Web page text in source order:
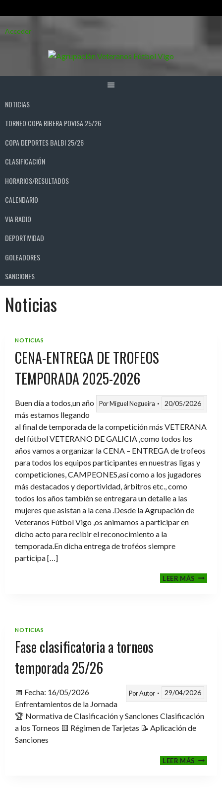
alAcceder
NOTICIAS
TORNEO COPA RIBERA POVISA 25/26
COPA DEPORTES BALBI 25/26
CLASIFICACIÓN
HORARIOS/RESULTADOS
CALENDARIO
VIA RADIO
DEPORTIVIDAD
GOLEADORES
SANCIONES
Noticias
NOTICIAS
CENA-ENTREGA DE TROFEOS
TEMPORADA 2025-2026
PorMiguel Nogueira 20/05/2026
Buen día a todos,un año
más estamos llegando
al final de temporada de la competición más VETERANA
del fútbol VETERANO DE GALICIA ,como todos los
años vamos a organizar la CENA – ENTREGA de trofeos
para todos los equipos participantes en nuestras ligas y
competiciones, CAMPEONES,así como a los jugadores
más destacados y deportividad, árbitros etc., como
todos los años también se entregara un detalle a las
mujeres que asistan a la cena .Desde la Agrupación de
Veteranos Fútbol Vigo ,os animamos a participar en
dicho acto para recibir el reconocimiento a la
temporada.En dicha entrega de troféos siempre
participa […]
LEER MÁSCENA-
NOTICIAS
Fase clasificatoria a torneos
temporada 25/26
PorAutor 29/04/2026
📅 Fecha: 16/05/2026
Enfrentamientos de la Jornada
🏆 Normativa de Clasificación y Sanciones Clasificación
a los Torneos 🟨 Régimen de Tarjetas 📝 Aplicación de
Sanciones
LEER MÁSFASE